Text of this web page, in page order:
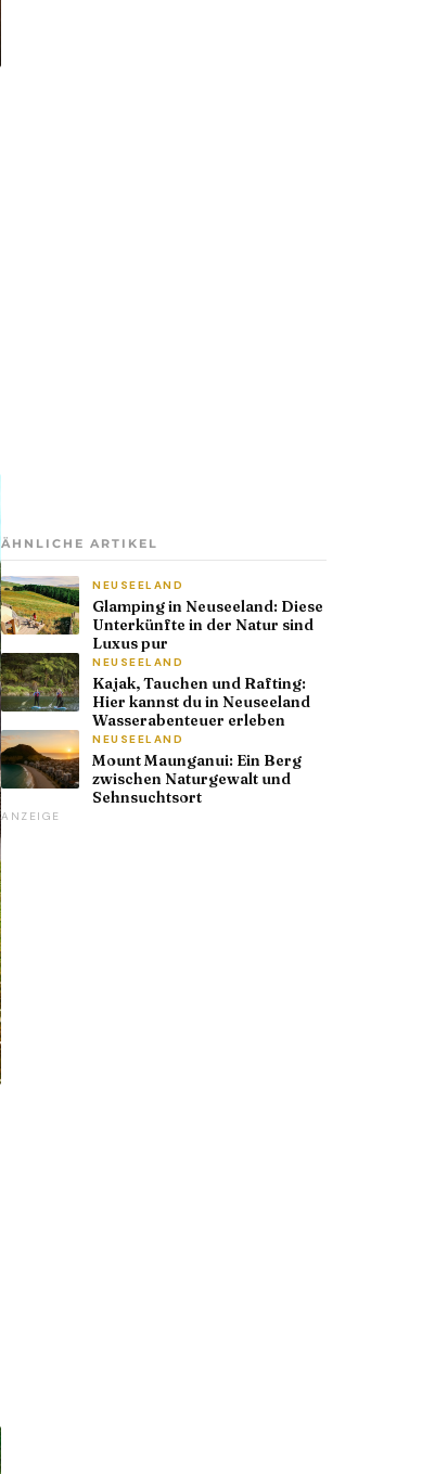
ÄHNLICHE ARTIKEL
NEUSEELAND
Glamping in Neuseeland: Diese
Unterkünfte in der Natur sind
Luxus pur
NEUSEELAND
Kajak, Tauchen und Rafting:
Hier kannst du in Neuseeland
Wasserabenteuer erleben
NEUSEELAND
Mount Maunganui: Ein Berg
zwischen Naturgewalt und
Sehnsuchtsort
ANZEIGE